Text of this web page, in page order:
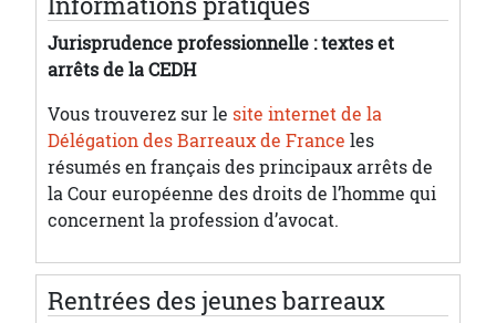
Jurisprudence professionnelle : textes et
arrêts de la CEDH
Vous trouverez sur le site internet de la
Délégation des Barreaux de France les
résumés en français des principaux arrêts de
la Cour européenne des droits de l’homme qui
concernent la profession d’avocat.
Rentrées des jeunes barreaux